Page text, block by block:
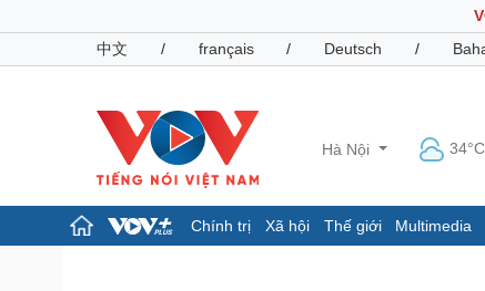
中文
/ français / Deutsch /
Hà Nội 34°C
Chính trị Xã hội Thế giới Multimedia